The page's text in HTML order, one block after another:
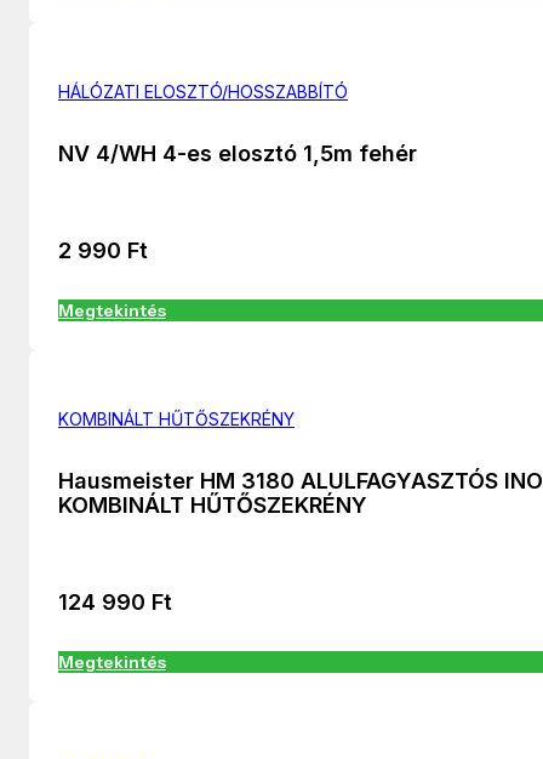
HÁLÓZATI ELOSZTÓ/HOSSZABBÍTÓ
NV 4/WH 4-es elosztó 1,5m fehér
2 990 Ft
Megtekintés
KOMBINÁLT HŰTŐSZEKRÉNY
Hausmeister HM 3180 ALULFAGYASZTÓS
KOMBINÁLT HŰTŐSZEKRÉNY
124 990 Ft
Megtekintés